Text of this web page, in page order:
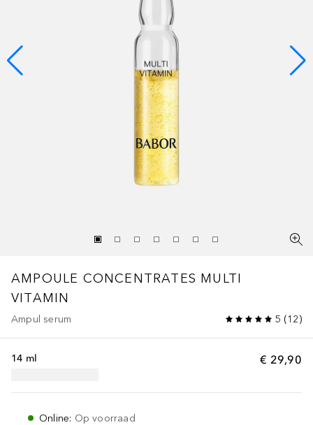
AMPOULE CONCENTRATES MULTI
VITAMIN
Ampul serum 5 (12)
€ 29,90
14 ml
Online: Op voorraad